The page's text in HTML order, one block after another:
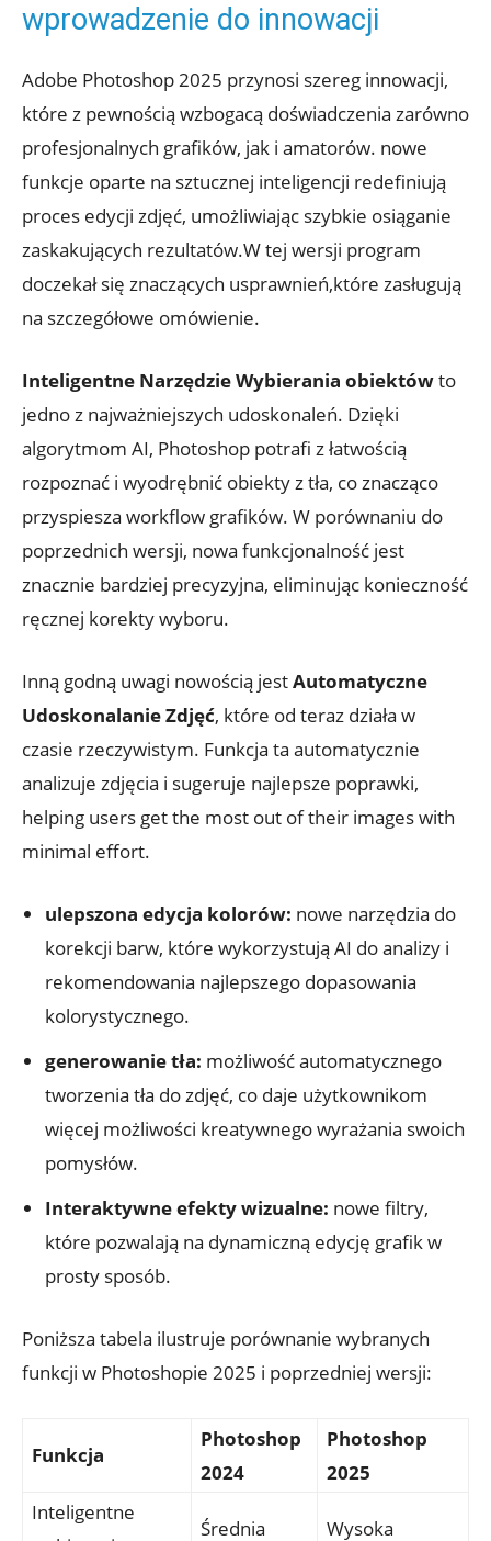
wprowadzenie do innowacji
Adobe Photoshop 2025 przynosi szereg innowacji,
które z pewnością wzbogacą doświadczenia zarówno
profesjonalnych grafików, jak i amatorów. nowe
funkcje oparte na sztucznej inteligencji redefiniują
proces edycji zdjęć, umożliwiając szybkie osiąganie
zaskakujących rezultatów.W tej wersji program
doczekał się znaczących usprawnień,które zasługują
na szczegółowe omówienie.
Inteligentne Narzędzie Wybierania obiektówto
jedno z najważniejszych udoskonaleń. Dzięki
algorytmom AI, Photoshop potrafi z łatwością
rozpoznać i wyodrębnić obiekty z tła, co znacząco
przyspiesza workflow grafików. W porównaniu do
poprzednich wersji, nowa funkcjonalność jest
znacznie bardziej precyzyjna, eliminując konieczność
ręcznej korekty wyboru.
Inną godną uwagi nowością jestAutomatyczne
Udoskonalanie Zdjęć, które od teraz działa w
czasie rzeczywistym. Funkcja ta automatycznie
analizuje zdjęcia i sugeruje najlepsze poprawki,
helping users get the most out of their images with
minimal effort.
ulepszona edycja kolorów: nowe narzędzia do
korekcji barw, które wykorzystują AI do analizy i
rekomendowania najlepszego dopasowania
kolorystycznego.
generowanie tła: możliwość automatycznego
tworzenia tła do zdjęć, co daje użytkownikom
więcej możliwości kreatywnego wyrażania swoich
pomysłów.
Interaktywne efekty wizualne: nowe filtry,
które pozwalają na dynamiczną edycję grafik w
prosty sposób.
Poniższa tabela ilustruje porównanie wybranych
funkcji w Photoshopie 2025 i poprzedniej wersji:
Funkcja
Photoshop
2024
Photoshop
2025
Inteligentne
Średnia Wysoka